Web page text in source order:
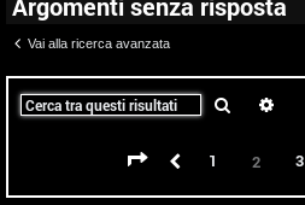
Vai alla ricerca avanzata
Cerca
Pagina 2
Precedente
1 2 3